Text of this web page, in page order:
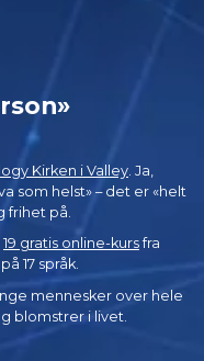
Kirken i Valley . Ja,
som helst» – det er «helt
frihet på.
19 gratis online-kursfra
17 språk.
mennesker over hele
blomstrer i livet.